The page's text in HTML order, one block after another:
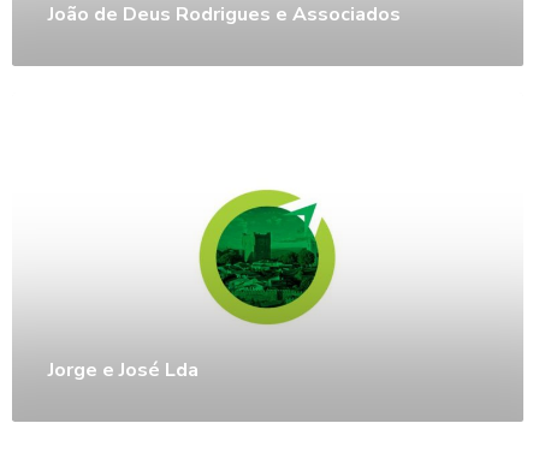
João de Deus Rodrigues e Associados
Jorge e José Lda